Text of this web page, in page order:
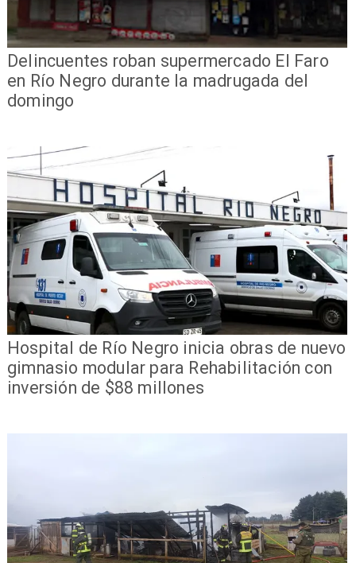
Delincuentes roban supermercado El Faro
en Río Negro durante la madrugada del
domingo
Hospital de Río Negro inicia obras de nuevo
gimnasio modular para Rehabilitación con
inversión de $88 millones